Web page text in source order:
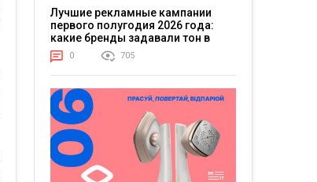
Лучшие рекламные кампании
первого полугодия 2026 года:
какие бренды задавали тон в
отрасли
0 705